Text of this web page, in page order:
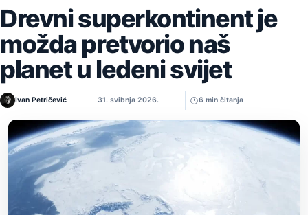
Drevni superkontinent je
možda pretvorio naš
planet u ledeni svijet
Ivan Petričević 31. svibnja 2026. 6 min čitanja